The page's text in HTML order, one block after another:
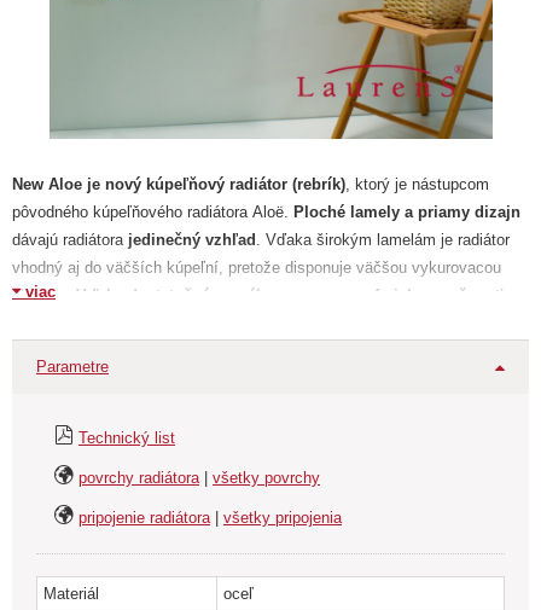
New Aloe je nový kúpeľňový radiátor (rebrík) , ktorý je nástupcom
pôvodného kúpeľňového radiátora Aloë. Ploché lamely a priamy dizajn
dávajú radiátora jedinečný vzhľad . Vďaka širokým lamelám je radiátor
vhodný aj do väčších kúpeľní, pretože disponuje väčšou vykurovacou
plochou. Vďaka dostatočnému výberu rozmerov, farieb a možnosťou
elektrinu umožňujú
povrchy.
Nadštandardnépovrchové úpravy a farby
pre kúpeľňové radiátory Laurens
Cenaza nadštandardné povrchovú úpravu alebo farbu kúpeľňového
viac
Parametre
Technický list
povrchy radiátora | všetky povrchy
pripojenie radiátora | všetky pripojenia
Materiál
oceľ